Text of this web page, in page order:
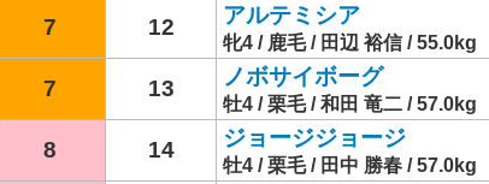
7 12 アルテミシア
牝4 / 鹿毛 / 田辺 裕信 / 55.0kg
7 13 ノボサイボーグ
牡4 / 栗毛 / 和田 竜二 / 57.0kg
8 14 ジョージジョージ
牡4 / 栗毛 / 田中 勝春 / 57.0kg